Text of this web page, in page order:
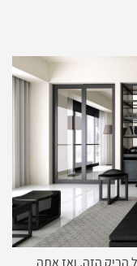
הריק הזה, ואז אתה